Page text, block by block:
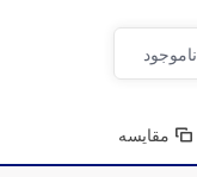
ناموجود
مقایسه